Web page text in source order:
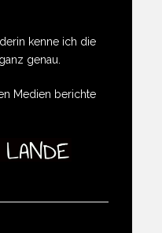
kenne ich die
genau.
Medien berichte